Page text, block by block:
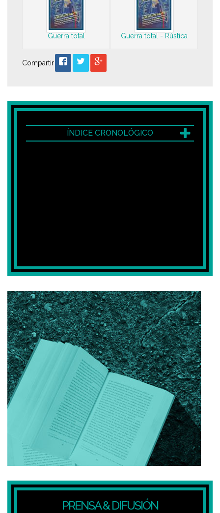
Guerra total Guerra total - Rústica
Compartir
ÍNDICE CRONOLÓGICO
PRENSA & DIFUSIÓN